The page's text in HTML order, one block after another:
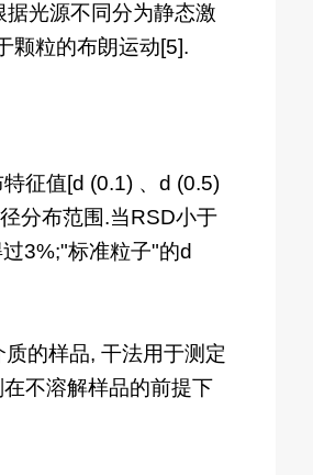
光源不同分为静态激
颗粒的布朗运动[5].
征值[d (0.1) 、d (0.5)
分布范围.当RSD小于
3%;"标准粒子"的d
的样品, 干法用于测定
不溶解样品的前提下